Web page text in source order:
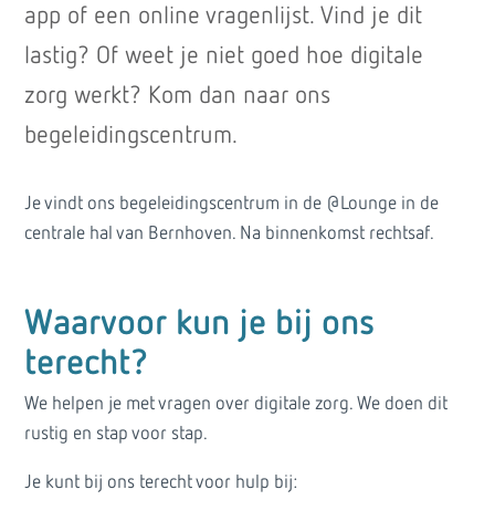
app of een online vragenlijst. Vind je dit
lastig? Of weet je niet goed hoe digitale
zorg werkt? Kom dan naar ons
begeleidingscentrum.
Je vindt ons begeleidingscentrum in de @Lounge in de
centrale hal van Bernhoven. Na binnenkomst rechtsaf.
Waarvoor kun je bij ons
terecht?
We helpen je met vragen over digitale zorg. We doen dit
rustig en stap voor stap.
Je kunt bij ons terecht voor hulp bij: